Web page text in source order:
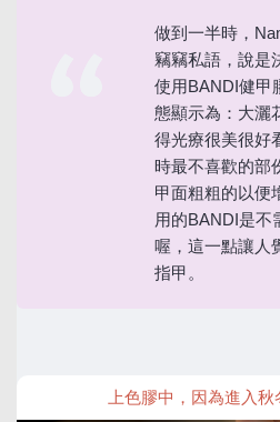
做到一半時，
竊竊私語，說是
使用BANDI健甲
態顯示為：大灑
得光療很美很好
時最不喜歡的部
甲面粗粗的以便
用的BANDI是不
喔，這一點讓人
指甲。
上色膠中，因為進入